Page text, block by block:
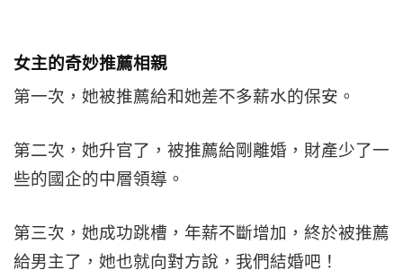
女主的奇妙推薦相親
第一次，她被推薦給和她差不多薪水的保安。
第二次，她升官了，被推薦給剛離婚，財產少了一
些的國企的中層領導。
第三次，她成功跳槽，年薪不斷增加，終於被推薦
給男主了，她也就向對方說，我們結婚吧！